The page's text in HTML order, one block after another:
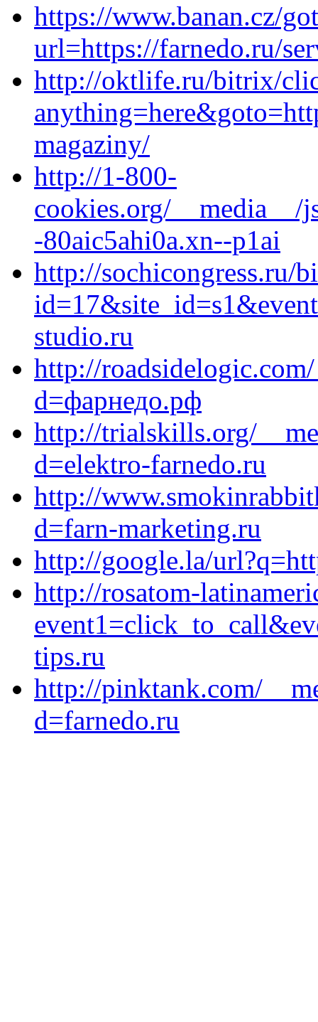
https://www.banan.cz/
url=https://farnedo.ru/
http://oktlife.ru/bitrix/
magaziny/
http://1-800-
cookies.org/__media__/
-80aic5ahi0a.xn--p1ai
http://sochicongress.ru/
studio.ru
http://
d=фарнедо.рф
http://trialskills.org/
d=elektro-farnedo.ru
http://
d=farn-marketing.ru
http://google.la/
http://rosatom-
tips.ru
http://pinktank.com/
d=farnedo.ru